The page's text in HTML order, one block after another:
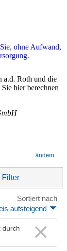
a.d. Roth und die
hier berechnen